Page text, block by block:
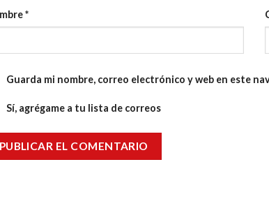
*
Guarda mi nombre, correo electrónico y web en este
Sí, agrégame a tu lista de correos